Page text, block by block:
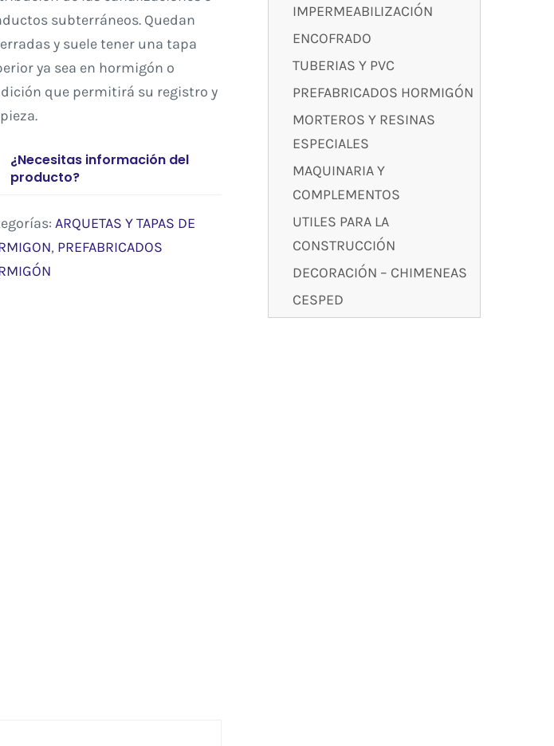
subterráneos. Quedan
y suele tener una tapa
ya sea en hormigón o
que permitirá su registro y
¿Necesitas información del
producto?
ARQUETAS Y TAPAS DE
, PREFABRICADOS
IMPERMEABILIZACIÓN
ENCOFRADO
TUBERIAS Y PVC
PREFABRICADOS HORMIGÓN
MORTEROS Y RESINAS
ESPECIALES
MAQUINARIA Y
COMPLEMENTOS
UTILES PARA LA
CONSTRUCCIÓN
DECORACIÓN – CHIMENEAS
CESPED